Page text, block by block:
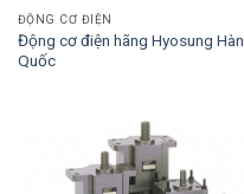
ĐỘNG CƠ ĐIỆN
Động cơ điện hãng Hyosung Hàn
Quốc